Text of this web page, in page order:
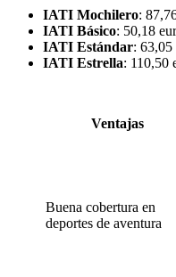
IATI Mochilero:
IATI Básico: 50,18
IATI Estándar: 63,05
IATI Estrella: 110,50
Ventajas
Buena cobertura en
deportes de aventura